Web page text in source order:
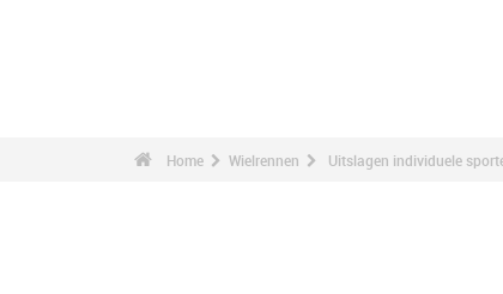
Home Wielrennen Uitslagen individuele